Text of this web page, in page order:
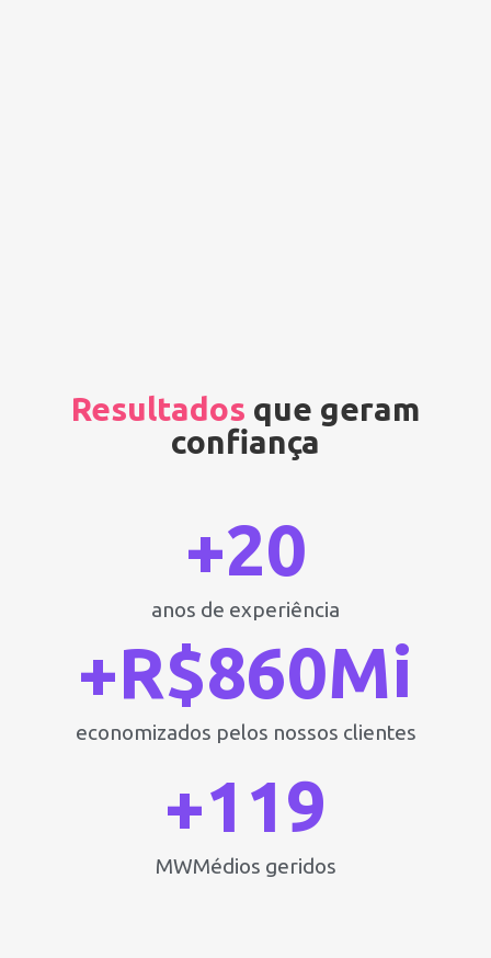
Resultados que geram
confiança
anos de experiência
+20
economizados pelos nossos clientes
+R$860Mi
MWMédios geridos
+119